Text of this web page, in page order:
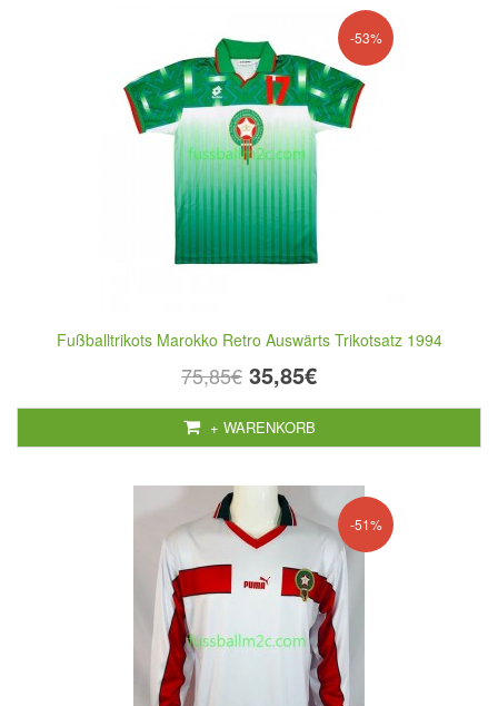
-53%
Fußballtrikots Marokko Retro Auswärts Trikotsatz 1994
75,85€ 35,85€
+ WARENKORB
-51%